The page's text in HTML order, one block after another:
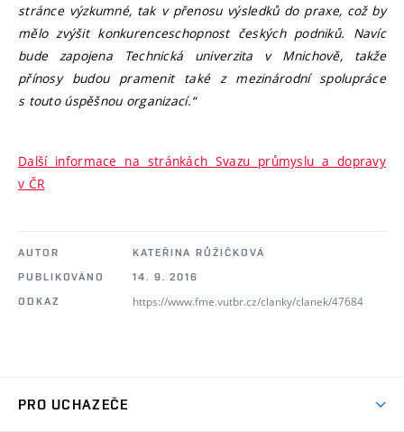
stránce výzkumné, tak v přenosu výsledků do praxe, což by
mělo zvýšit konkurenceschopnost českých podniků. Navíc
bude zapojena Technická univerzita v Mnichově, takže
přínosy budou pramenit také z mezinárodní spolupráce
s touto úspěšnou organizací.“
Další informace na stránkách Svazu průmyslu a dopravy
v ČR
AUTOR
KATEŘINA RŮŽIČKOVÁ
PUBLIKOVÁNO
14. 9. 2016
ODKAZ
https://www.fme.vutbr.cz/clanky/clanek/47684
PRO UCHAZEČE